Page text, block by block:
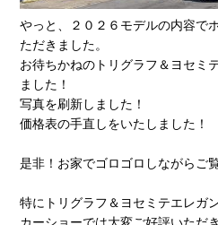
やっと、２０２６モデルの内容で
ただきました。
お待ちかねのトリグラフ＆ヨセミ
ました！
写真を刷新しました！
価格表の手直しをいたしました！
是非！お家でゴロゴロしながらご
特にトリグラフ＆ヨセミテエレガ
カーショーでは大変ご好評いただ